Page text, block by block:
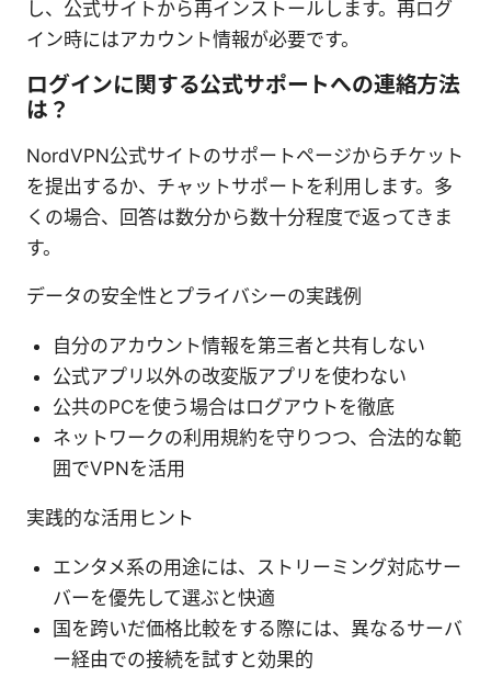
し、公式サイトから再インストールします。再ログ
イン時にはアカウント情報が必要です。
ログインに関する公式サポートへの連絡方法
は？
NordVPN公式サイトのサポートページからチケット
を提出するか、チャットサポートを利用します。多
くの場合、回答は数分から数十分程度で返ってきま
す。
データの安全性とプライバシーの実践例
自分のアカウント情報を第三者と共有しない
公式アプリ以外の改変版アプリを使わない
公共のPCを使う場合はログアウトを徹底
ネットワークの利用規約を守りつつ、合法的な範
囲でVPNを活用
実践的な活用ヒント
エンタメ系の用途には、ストリーミング対応サー
バーを優先して選ぶと快適
国を跨いだ価格比較をする際には、異なるサーバ
ー経由での接続を試すと効果的